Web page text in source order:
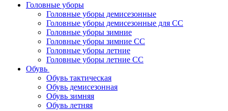
Головные уборы
Головные уборы демисезонные
Головные уборы демисезонные для СС
Головные уборы зимние
Головные уборы зимние СС
Головные уборы летние
Головные уборы летние СС
Обувь
Обувь тактическая
Обувь демисезонная
Обувь зимняя
Обувь летняя